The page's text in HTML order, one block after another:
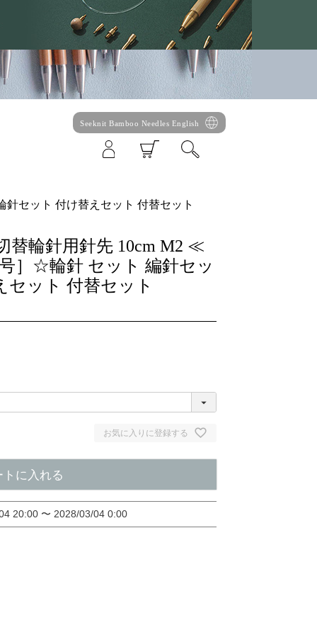
Seeknit Bamboo Needles English
セット 付け替えセット 付替セット
替輪針用針先 10cm M2 ≪
］☆輪針 セット 編針セッ
セット 付替セット
お気に入りに登録する
トに入れる
20:00 〜 2028/03/04 0:00